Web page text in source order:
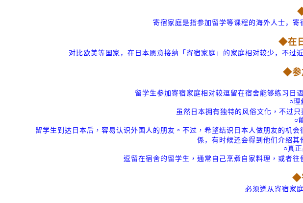
寄宿家庭是指参加留学等课程的海外人士，
◆在
对比欧美等国家，在日本愿意接纳「寄宿家庭」的家庭相对较少，不过
◆参
留学生参加寄宿家庭相对较逗留在宿舍能够练习日
○理
虽然日本拥有独特的风俗文化，不过
○
留学生到达日本后，容易认识外国人的朋友。不过，希望结识日本人做朋友的机
係，有时候还会得到他们介绍其
○真
逗留在宿舍的留学生，通常自己烹煮自家料理，或者往
◆
必须遵从寄宿家